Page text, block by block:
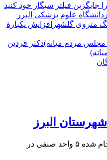
جایگزین فیلتر سیگار خود کنید
دانشگاه علوم پزشکی البرز
افزایش یکبارۀ
دكتر فردين
محمد نصیری گفت: در ۴۵ بازدید انجام شده ۵ واحد صنفی در